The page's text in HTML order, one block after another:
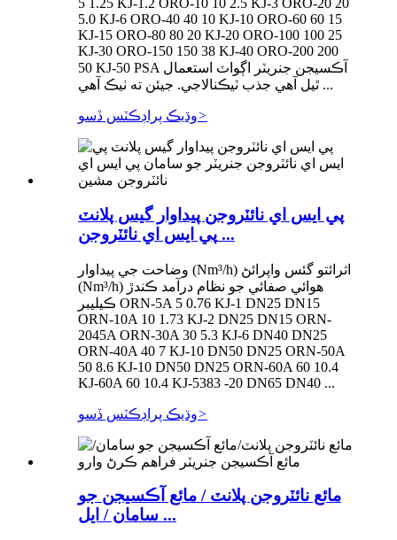
5 1.25 KJ-1.2 ORO-10 10 2.5 KJ-3 ORO-20 20
5.0 KJ-6 ORO-40 40 10 KJ-10 ORO-60 60 15
KJ-15 ORO-80 80 20 KJ-20 ORO-100 100 25
KJ-30 ORO-150 150 38 KJ-40 ORO-200 200
50 KJ-50 PSA آڪسيجن جنريٽر اڳواٽ استعمال
ٿيل آهي جذب ٽيڪنالاجي. جيئن ته ٺيڪ آهي ...
وڌيڪ پراڊڪٽس ڏسو>
پي ايس اي نائٽروجن پيداوار گيس پلانٽ
پي ايس اي نائٽروجن ...
وضاحت جي پيداوار (Nm³/h) اثرائتو گئس واپرائڻ
(Nm³/h) هوائي صفائي جو نظام درآمد ڪندڙ
ڪيليبر ORN-5A 5 0.76 KJ-1 DN25 DN15
ORN-10A 10 1.73 KJ-2 DN25 DN15 ORN-
2045A ORN-30A 30 5.3 KJ-6 DN40 DN25
ORN-40A 40 7 KJ-10 DN50 DN25 ORN-50A
50 8.6 KJ-10 DN50 DN25 ORN-60A 60 10.4
KJ-60A 60 10.4 KJ-5383 -20 DN65 DN40 ...
وڌيڪ پراڊڪٽس ڏسو>
مائع نائٽروجن پلانٽ / مائع آڪسيجن جو
سامان / ايل ...